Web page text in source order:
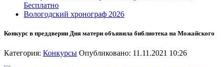
Бесплатно
Вологодский хронограф 2026
Конкурс в преддверии Дня матери объявила библиотека на Можайского
Категория: Конкурсы Опубликовано: 11.11.2021 10:26